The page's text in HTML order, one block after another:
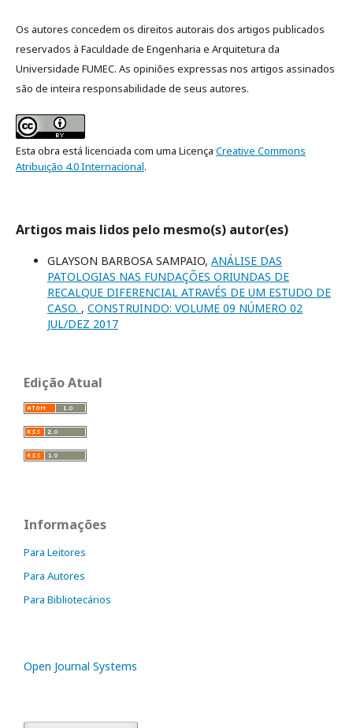
Os autores concedem os direitos autorais dos artigos publicados
reservados à Faculdade de Engenharia e Arquitetura da
Universidade FUMEC. As opiniões expressas nos artigos assinados
são de inteira responsabilidade de seus autores.
Esta obra está licenciada com uma Licença Creative Commons
Atribuição 4.0 Internacional.
Artigos mais lidos pelo mesmo(s) autor(es)
GLAYSON BARBOSA SAMPAIO, ANÁLISE DAS
PATOLOGIAS NAS FUNDAÇÕES ORIUNDAS DE
RECALQUE DIFERENCIAL ATRAVÉS DE UM ESTUDO DE
CASO. , CONSTRUINDO: VOLUME 09 NÚMERO 02
JUL/DEZ 2017
Edição Atual
Informações
Para Leitores
Para Autores
Para Bibliotecários
Open Journal Systems